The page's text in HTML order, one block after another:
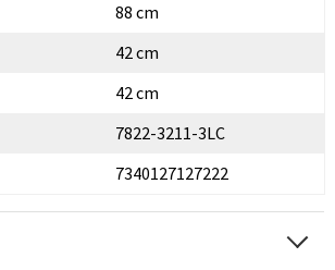
Danmark
88 cm
42 cm
42 cm
7822-3211-3LC
7340127127222